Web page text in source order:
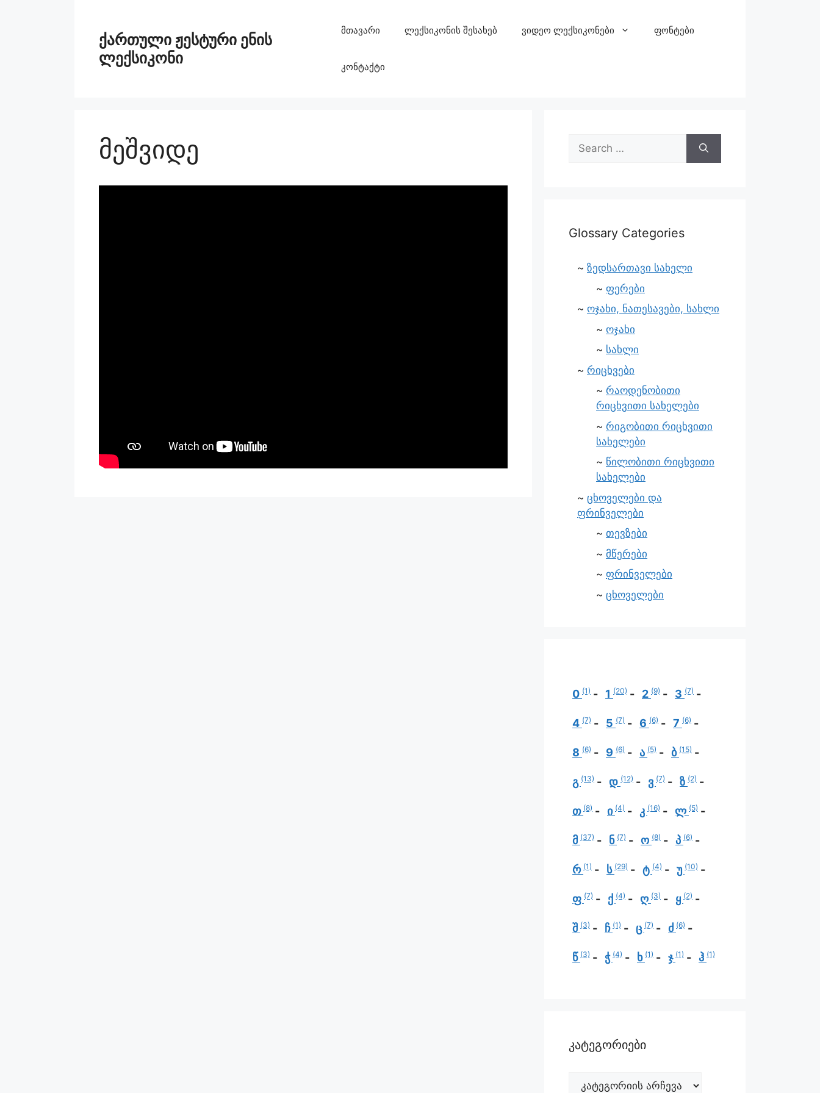
ქართული ჟესტური ენის
ლექსიკონი
მთავარი ლექსიკონის შესახებ ვიდეო ლექსიკონები ფონტები
კონტაქტი
მეშვიდე
Glossary Categories
ზედსართავი სახელი
ფერები
ოჯახი, ნათესავები, სახლი
ოჯახი
სახლი
რიცხვები
რაოდენობითი
რიცხვითი სახელები
რიგობითი რიცხვითი
სახელები
წილობითი რიცხვითი
სახელები
ცხოველები და
ფრინველები
თევზები
მწერები
ფრინველები
ცხოველები
0 (1) 1 (20) 2 (9) 3 (7)
4 (7) 5 (7) 6 (6) 7 (6)
8 (6) 9 (6) ა (5) ბ (15)
გ (13) დ (12) ვ (7) ზ (2)
თ (8) ი (4) კ (16) ლ (5)
მ (37) ნ (7) ო (8) პ (6)
რ (1) ს (29) ტ (4) უ (10)
ფ (7) ქ (4) ღ (3) ყ (2)
შ (3) ჩ (1) ც (7) ძ (6)
წ (3) ჭ (4) ხ (1) ჯ (1) ჰ (1)
კატეგორიები